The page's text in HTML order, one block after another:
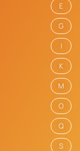
E
G
I
K
M
O
Q
S